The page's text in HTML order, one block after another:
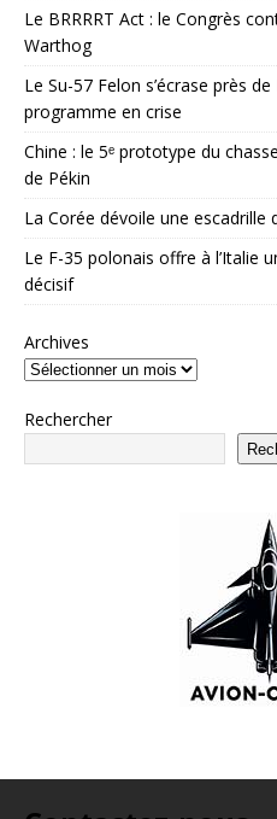
Le BRRRRT Act : le Congrès
Warthog
Le Su-57 Felon s’écrase près
programme en crise
Chine : le 5ᵉ prototype du
de Pékin
La Corée dévoile une escadrille
Le F-35 polonais offre à l’Italie
décisif
Archives
Rechercher